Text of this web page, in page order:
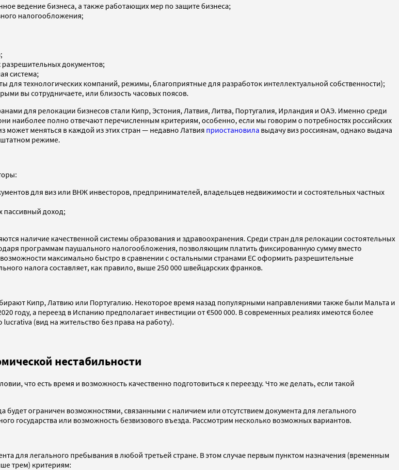
ведение бизнеса, а также работающих мер по защите бизнеса;
налогообложения;
документов;
система;
технологических компаний, режимы, благоприятные для разработок интеллектуальной собственности);
вы сотрудничаете, или близость часовых поясов.
для релокации бизнесов стали Кипр, Эстония, Латвия, Литва, Португалия, Ирландия и ОАЭ. Именно среди
наиболее полно отвечают перечисленным критериям, особенно, если мы говорим о потребностях российских
может меняться в каждой из этих стран — недавно Латвия приостановила выдачу виз россиянам, однако выдача
режиме.
для виз или ВНЖ инвесторов, предпринимателей, владельцев недвижимости и состоятельных частных
доход;
наличие качественной системы образования и здравоохранения. Среди стран для релокации состоятельных
программам паушального налогообложения, позволяющим платить фиксированную сумму вместо
максимально быстро в сравнении с остальными странами ЕС оформить разрешительные
налога составляет, как правило, выше 250 000 швейцарских франков.
Кипр, Латвию или Португалию. Некоторое время назад популярными направлениями также были Мальта и
году, а переезд в Испанию предполагает инвестиции от €500 000. В современных реалиях имеются более
(вид на жительство без права на работу).
нестабильности
что есть время и возможность качественно подготовиться к переезду. Что же делать, если такой
ограничен возможностями, связанными с наличием или отсутствием документа для легального
государства или возможность безвизового въезда. Рассмотрим несколько возможных вариантов.
для легального пребывания в любой третьей стране. В этом случае первым пунктом назначения (временным
трем) критериям: